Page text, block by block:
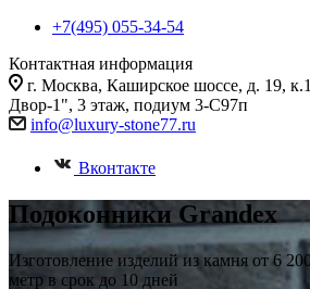
+7(495) 055-34-54
Контактная информация
г. Москва, Каширское шоссе, д. 19,
Двор-1", 3 этаж, подиум 3-С97п
info@luxury-stone77.ru
Вконтакте
Подоконники Grandex
Изготовление изделий из камня от 6
метр в срок до 10 дней